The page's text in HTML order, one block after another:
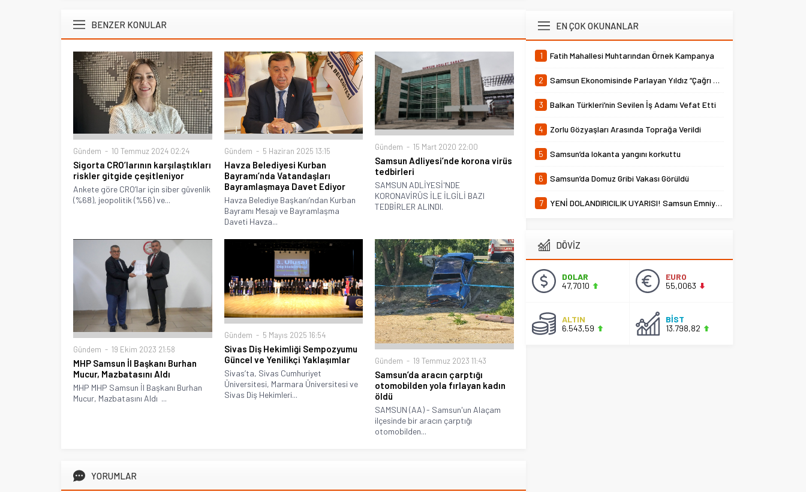
BENZER KONULAR
Gündem 10 Temmuz 2024 02:24
Sigorta CRO’larının karşılaştıkları
riskler gitgide çeşitleniyor
Ankete göre CRO’lar için siber güvenlik
(%68), jeopolitik (%56) ve...
Gündem 5 Haziran 2025 13:15
Havza Belediyesi Kurban
Bayramı’nda Vatandaşları
Bayramlaşmaya Davet Ediyor
Havza Belediye Başkanı’ndan Kurban
Bayramı Mesajı ve Bayramlaşma
Daveti Havza...
Gündem 15 Mart 2020 22:00
Samsun Adliyesi’nde korona virüs
tedbirleri
SAMSUN ADLİYESİ'NDE
KORONAVİRÜS İLE İLGİLİ BAZI
TEDBİRLER ALINDI.
Gündem 19 Ekim 2023 21:58
MHP Samsun İl Başkanı Burhan
Mucur, Mazbatasını Aldı
MHP MHP Samsun İl Başkanı Burhan
Mucur, Mazbatasını Aldı ...
Gündem 5 Mayıs 2025 16:54
Sivas Diş Hekimliği Sempozyumu
Güncel ve Yenilikçi Yaklaşımlar
Sivas’ta, Sivas Cumhuriyet
Üniversitesi, Marmara Üniversitesi ve
Sivas Diş Hekimleri...
Gündem 19 Temmuz 2023 11:43
Samsun’da aracın çarptığı
otomobilden yola fırlayan kadın
öldü
SAMSUN (AA) - Samsun'un Alaçam
ilçesinde bir aracın çarptığı
otomobilden...
YORUMLAR
EN ÇOK OKUNANLAR
1 Fatih Mahallesi Muhtarından Örnek Kampanya
2 Samsun Ekonomisinde Parlayan Yıldız “Çağrı Temper”
3 Balkan Türkleri’nin Sevilen İş Adamı Vefat Etti
4 Zorlu Gözyaşları Arasında Toprağa Verildi
5 Samsun’da lokanta yangını korkuttu
6 Samsun’da Domuz Gribi Vakası Görüldü
7 YENİ DOLANDIRICILIK UYARISI! Samsun Emniyet Müdürlüğü Uyardı
DÖVİZ
DOLAR
47,7010
EURO
55,0063
ALTIN
6.543,59
BİST
13.798,82